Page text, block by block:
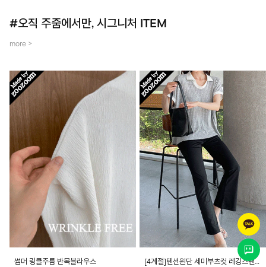
#오직 주줌에서만, 시그니처 ITEM
more >
썸머 링클주름 반목블라우스 [4계절]텐션원단 세미부츠컷 레깅스팬